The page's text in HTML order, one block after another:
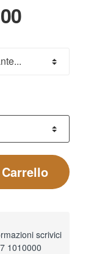
scrivici
1010000